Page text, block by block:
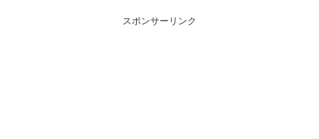
スポンサーリンク